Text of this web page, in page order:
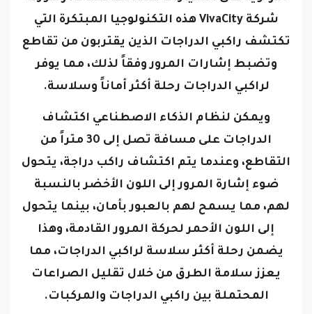
شركة VivaCity هذه التكنولوجيا المبتكرة التي
تكتشف راكبي الدراجات الذين يقتربون من تقاطع
وتضبط إشارات المرور وفقاً لذلك، مما يوفر
لراكبي الدراجات رحلة أكثر أماناً وسلاسة.
ويمكن لنظام الذكاء الاصطناعي اكتشاف
الدراجات على مسافة تصل إلى 30 متراً من
التقاطع، وعندما يتم اكتشاف راكب دراجة، يتحول
ضوء إشارة المرور إلى اللون الأخضر بالنسبة
لهم، مما يسمح لهم بالعبور بأمان، بينما يتحول
إلى اللون الأحمر لحركة المرور القادمة، وهذا
يضمن رحلة أكثر سلاسة لراكبي الدراجات، مما
يعزز سلامة الطرق من خلال تقليل الصراعات
المحتملة بين راكبي الدراجات والمركبات.